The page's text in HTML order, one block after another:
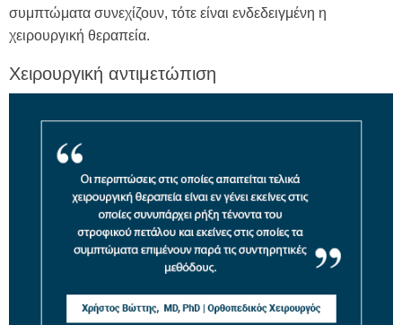
συμπτώματα συνεχίζουν, τότε είναι ενδεδειγμένη η
χειρουργική θεραπεία.
Χειρουργική αντιμετώπιση